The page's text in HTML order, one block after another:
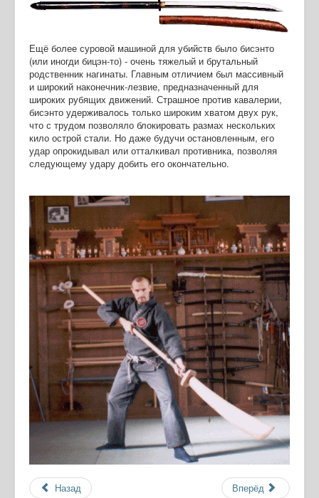
Ещё более суровой машиной для убийств было бисэнто
(или иногди бицэн-то) - очень тяжелый и брутальный
родственник нагинаты. Главным отличием был массивный
и широкий наконечник-лезвие, предназначенный для
широких рубящих движений. Страшное против кавалерии,
бисэнто удерживалось только широким хватом двух рук,
что с трудом позволяло блокировать размах нескольких
кило острой стали. Но даже будучи остановленным, его
удар опрокидывал или отталкивал противника, позволяя
следующему удару добить его окончательно.
Назад Вперёд